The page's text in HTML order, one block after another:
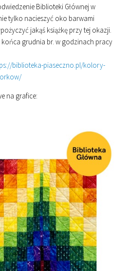
Biblioteki Głównej w
tylko nacieszyć oko barwami
jakąś książkę przy tej okazji.
grudnia br. w godzinach pracy
biblioteka-piaseczno.pl/kolory-
na grafice: